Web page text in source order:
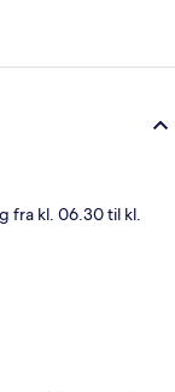
fra kl. 06.30 til kl.